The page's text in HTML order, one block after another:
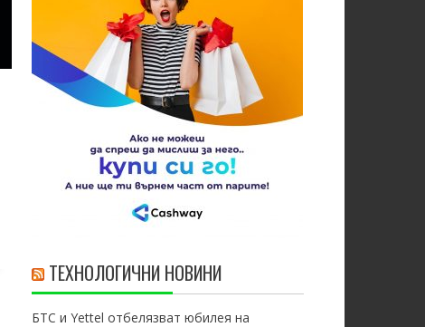
ТЕХНОЛОГИЧНИ НОВИНИ
БТС и Yettel отбелязват юбилея на